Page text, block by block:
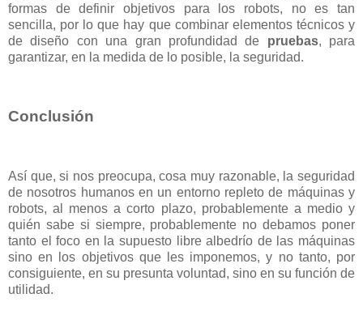
formas de definir objetivos para los robots, no es tan
sencilla, por lo que hay que combinar elementos técnicos y
de diseño con una gran profundidad de pruebas, para
garantizar, en la medida de lo posible, la seguridad.
Conclusión
Así que, si nos preocupa, cosa muy razonable, la seguridad
de nosotros humanos en un entorno repleto de máquinas y
robots, al menos a corto plazo, probablemente a medio y
quién sabe si siempre, probablemente no debamos poner
tanto el foco en la supuesto libre albedrío de las máquinas
sino en los objetivos que les imponemos, y no tanto, por
consiguiente, en su presunta voluntad, sino en su función de
utilidad.